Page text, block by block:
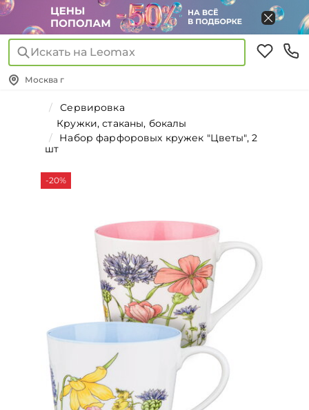
Искать на Leomax
Москва г
Сервировка
Кружки, стаканы, бокалы
Набор фарфоровых кружек "Цветы", 2
шт
-20%